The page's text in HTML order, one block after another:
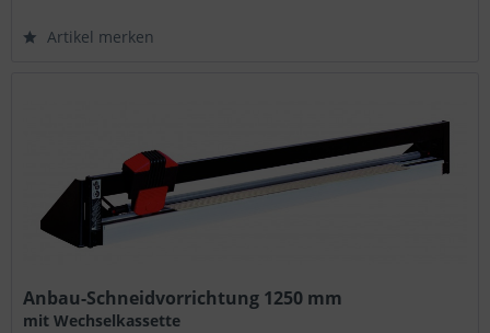
Artikel merken
Anbau-Schneidvorrichtung 1250 mm
mit Wechselkassette